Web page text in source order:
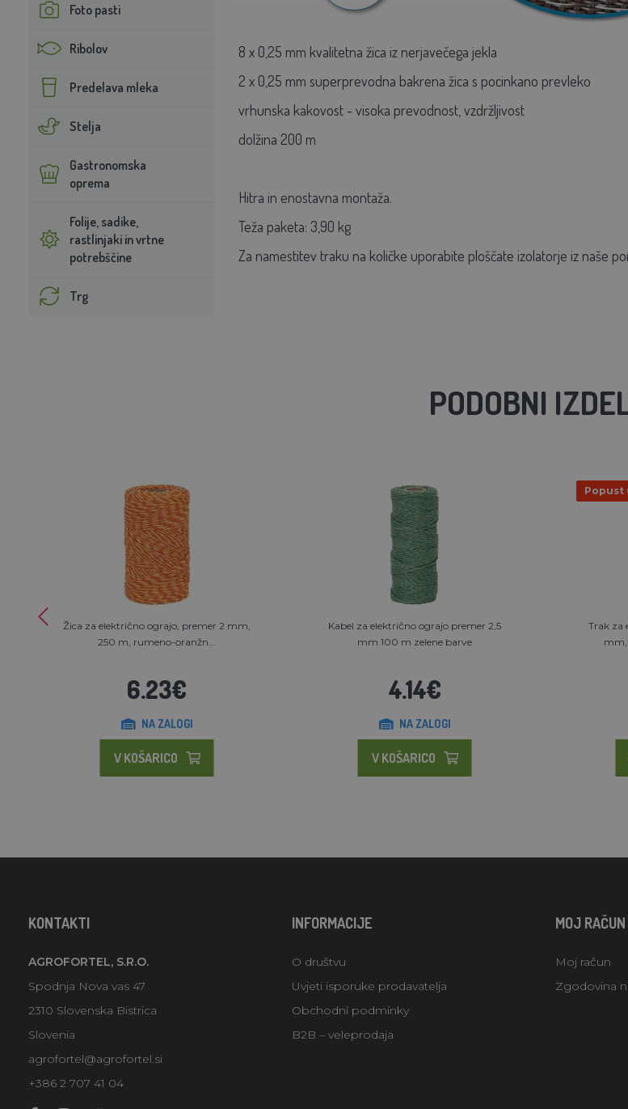
Foto pasti
Ribolov
Predelava mleka
Stelja
Gastronomska
oprema
Folije, sadike,
rastlinjaki in vrtne
potrebščine
Trg
8 x 0,25 mm kvalitetna žica iz nerjavečega jekla
2 x 0,25 mm superprevodna bakrena žica s pocinkano prevleko
vrhunska kakovost - visoka prevodnost, vzdržljivost
dolžina 200 m
Hitra in enostavna montaža.
Teža paketa: 3,90 kg
Za namestitev traku na količke uporabite ploščate izolatorje iz naše
PODOBNI
Žica za električno ograjo, premer 2 mm,
250 m, rumeno-oranžn...
6.23€
NA ZALOGI
V KOŠARICO
Kabel za električno ograjo premer 2,5
mm 100 m zelene barve
4.14€
NA ZALOGI
V KOŠARICO
Popust
Trak za
mm,
KONTAKTI
AGROFORTEL, S.R.O.
Spodnja Nova vas 47
2310 Slovenska Bistrica
Slovenia
agrofortel@agrofortel.si
+386 2 707 41 04
INFORMACIJE
O društvu
Uvjeti isporuke prodavatelja
Obchodní podmínky
B2B – veleprodaja
MOJ RAČUN
Moj račun
Zgodovina